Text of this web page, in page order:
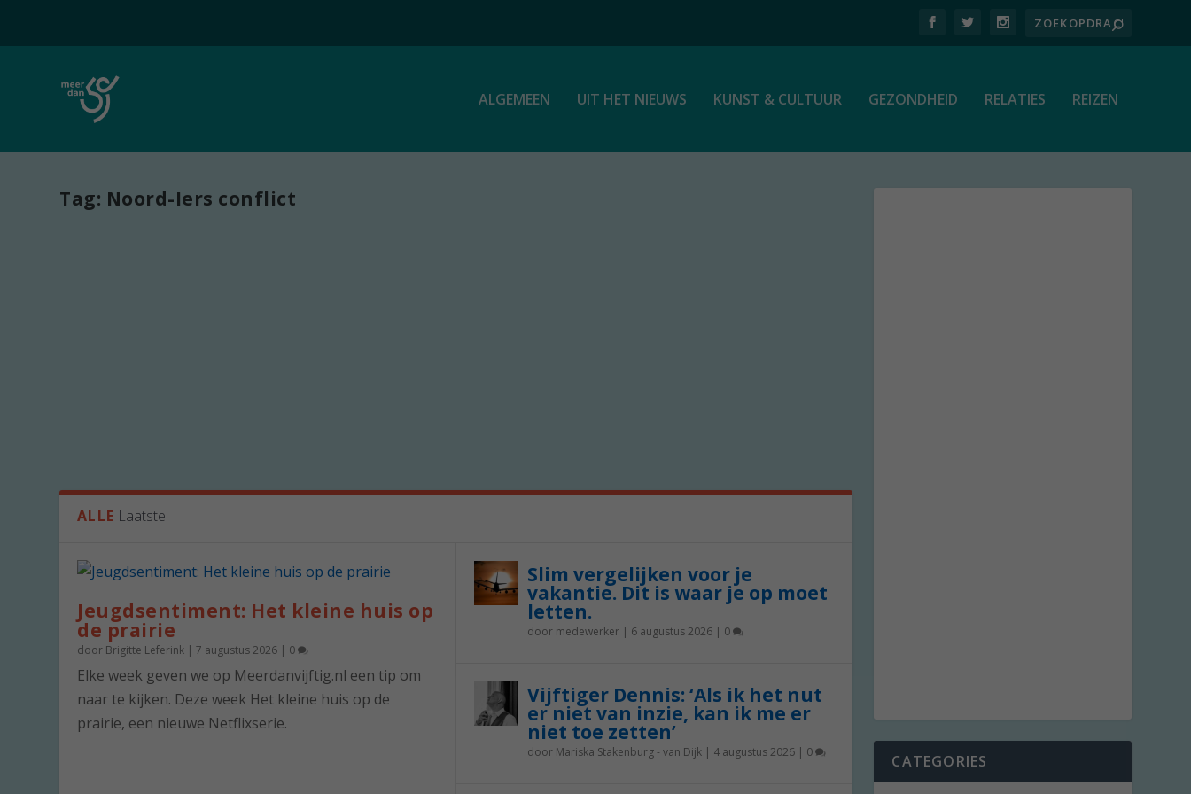
ALGEMEEN UIT HET NIEUWS KUNST & CULTUUR GEZONDHEID RELATIES REIZEN
Tag: Noord-Iers conflict
ALLE Laatste
Jeugdsentiment: Het kleine huis op
de prairie
door Brigitte Leferink |7 augustus 2026 | 0
Elke week geven we op Meerdanvijftig.nl een tip om
naar te kijken. Deze week Het kleine huis op de
prairie, een nieuwe Netflixserie.
Slim vergelijken voor je
vakantie. Dit is waar je op moet
letten.
door medewerker| 6 augustus 2026| 0
Vijftiger Dennis: ‘Als ik het nut
er niet van inzie, kan ik me er
niet toe zetten’
door Mariska Stakenburg - van Dijk| 4 augustus 2026| 0 CATEGORIES